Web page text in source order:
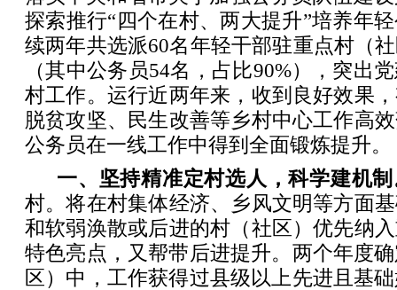
探索推行“四个在村、两大提升”培养年
续两年共选派60名年轻干部驻重点村（
（其中公务员54名，占比90%），突出
村工作。运行近两年来，收到良好效果
脱贫攻坚、民生改善等乡村中心工作高
公务员在一线工作中得到全面锻炼提升。
一、坚持精准定村选人，科学建机
村。将在村集体经济、乡风文明等方面
和软弱涣散或后进的村（社区）优先纳
特色亮点，又帮带后进提升。两个年度
区）中，工作获得过县级以上先进且基